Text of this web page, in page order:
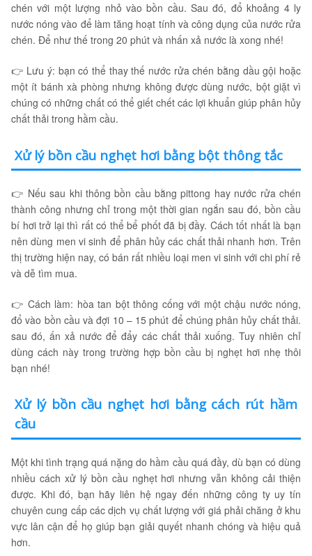
chén với một lượng nhỏ vào bồn cầu. Sau đó, đổ khoảng 4 ly
nước nóng vào để làm tăng hoạt tính và công dụng của nước rửa
chén. Để như thế trong 20 phút và nhấn xả nước là xong nhé!
👉 Lưu ý: bạn có thể thay thế nước rửa chén bằng dầu gội hoặc
một ít bánh xà phòng nhưng không được dùng nước, bột giặt vì
chúng có những chất có thể giết chết các lợi khuẩn giúp phân hủy
chất thải trong hầm cầu.
Xử lý bồn cầu nghẹt hơi bằng bột thông tắc
👉 Nếu sau khi thông bồn cầu bằng pittong hay nước rửa chén
thành công nhưng chỉ trong một thời gian ngắn sau đó, bồn cầu
bí hơi trở lại thì rất có thể bể phốt đã bị đầy. Cách tốt nhất là bạn
nên dùng men vi sinh để phân hủy các chất thải nhanh hơn. Trên
thị trường hiện nay, có bán rất nhiều loại men vi sinh với chi phí rẻ
và dễ tìm mua.
👉 Cách làm: hòa tan bột thông cống với một chậu nước nóng,
đổ vào bồn cầu và đợi 10 – 15 phút để chúng phân hủy chất thải.
sau đó, ấn xả nước để đẩy các chất thải xuống. Tuy nhiên chỉ
dùng cách này trong trường hợp bồn cầu bị nghẹt hơi nhẹ thôi
bạn nhé!
Xử lý bồn cầu nghẹt hơi bằng cách rút hầm
cầu
Một khi tình trạng quá nặng do hầm cầu quá đầy, dù bạn có dùng
nhiều cách xử lý bồn cầu nghẹt hơi nhưng vẫn không cải thiện
được. Khi đó, bạn hãy liên hệ ngay đến những công ty uy tín
chuyên cung cấp các dịch vụ chất lượng với giá phải chăng ở khu
vực lân cận để họ giúp bạn giải quyết nhanh chóng và hiệu quả
hơn.